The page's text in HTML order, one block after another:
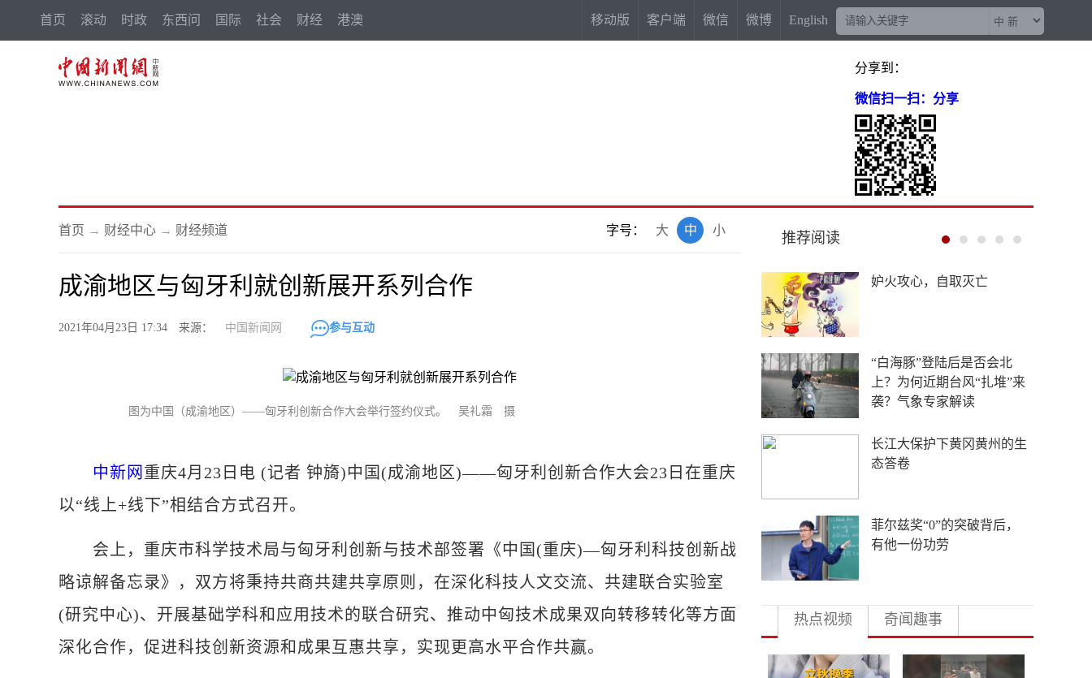
首页 滚动 时政 东西问 国际 社会 财经 港澳 移动版 客户端 微信 微博 English
分享到：
微信扫一扫：分享
首页 → 财经中心 → 财经频道 字号： 小
中
大
成渝地区与匈牙利就创新展开系列合作
2021年04月23日 17:34 来源： 中国新闻网 参与互动
图为中国（成渝地区）——匈牙利创新合作大会举行签约仪式。 吴礼霜 摄
中新网 重庆4月23日电 (记者 钟旖)中国(成渝地区)——匈牙利创新合作大会23日在重庆
以“线上+线下”相结合方式召开。
会上，重庆市科学技术局与匈牙利创新与技术部签署《中国(重庆)—匈牙利科技创新战
略谅解备忘录》，双方将秉持共商共建共享原则，在深化科技人文交流、共建联合实验室
(研究中心)、开展基础学科和应用技术的联合研究、推动中匈技术成果双向转移转化等方面
深化合作，促进科技创新资源和成果互惠共享，实现更高水平合作共赢。
推荐阅读
“梅姨案”被拐儿童父亲申军
China Travel又换“三件套”：
外国游客从观众变玩家
4年要让无人机增产80倍，
日本为何急不可耐？
多地向县放权 激活发展一
池春水
热点视频 奇闻趣事